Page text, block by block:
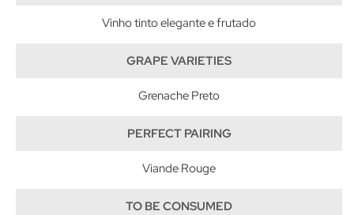
Vinho tinto elegante e frutado
GRAPE VARIETIES
Grenache Preto
PERFECT PAIRING
Viande Rouge
TO BE CONSUMED